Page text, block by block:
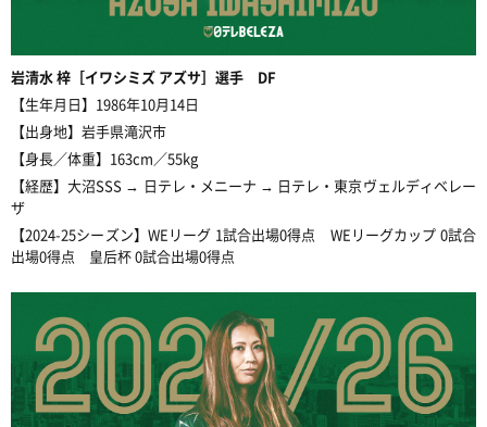
岩清水梓［イワシミズ アズサ］選手 DF
【生年月日】1986年10月14日
【出身地】 岩手県滝沢市
【身長／体重】163cm／55kg
【経歴】大沼SSS → 日テレ・メニーナ → 日テレ・東京ヴェルディベレー
ザ
【2024-25シーズン】WEリーグ 1試合出場0得点 WEリーグカップ 0試合
出場0得点 皇后杯0試合出場0得点